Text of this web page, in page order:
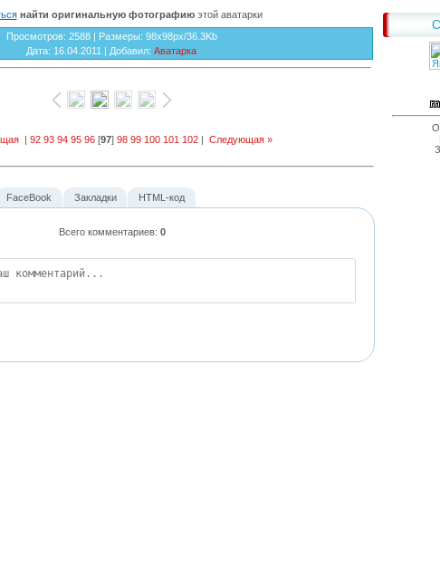
найти оригинальную фотографиюэтой аватарки
Просмотров: 2588 | Размеры: 98x98px/36.3Kb
Дата: 16.04.2011 | Добавил: Аватарка
| 92 93 94 95 96 [97] 98 99 100 101 102 | Следующая »
Всего комментариев: 0
FaceBook Закладки HTML-код